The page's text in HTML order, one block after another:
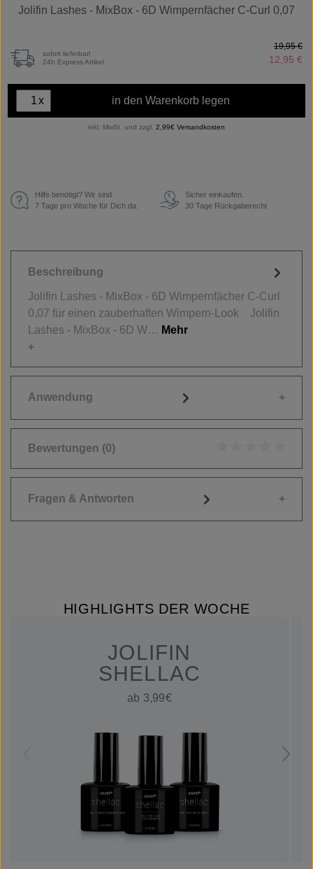
Jolifin Lashes - MixBox - 6D Wimpernfächer C-Curl 0,07
sofort lieferbar!
24h Express Artikel
12,95 €
19,95 €
x in den Warenkorb legen
inkl. MwSt. und zzgl. 2,99€ Versandkosten
Hilfe benötigt? Wir sind
7 Tage pro Woche für Dich da.
€
Sicher einkaufen.
30 Tage Rückgaberecht
Beschreibung
Jolifin Lashes - MixBox - 6D Wimpernfächer C-Curl
0,07 für einen zauberhaften Wimpern-Look Jolifin
Lashes - MixBox - 6D W… Mehr
Anwendung
Bewertungen (0)
Fragen & Antworten
HIGHLIGHTS DER WOCHE
JOLIFIN
SHELLAC
ab 3,99€